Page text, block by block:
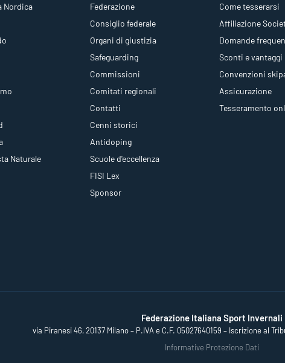
Nordica
Naturale
Federazione
Consiglio federale
Organi di giustizia
Safeguarding
Commissioni
Comitati regionali
Contatti
Cenni storici
Antidoping
Scuole d'eccellenza
FISI Lex
Sponsor
Come tesserarsi
Affiliazione
Domande
Sconti e vantaggi
Convenzioni
Assicurazione
Tesseramento
Federazione Italiana Sport Invernali
via Piranesi 46, 20137 Milano – P.IVA e C.F. 05027640159 – Iscrizione al
Informative Protezione Dati